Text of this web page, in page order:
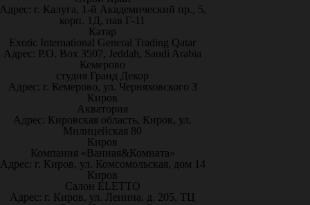
г. Калуга, 1-й Академический пр., 5,
корп. 1Д, пав Г-11
Катар
Exotic International General Trading Qatar
Адрес: P.O. Box 3507, Jeddah, Saudi Arabia
Кемерово
студия Гранд Декор
Адрес: г. Кемерово, ул. Черняховского 3
Киров
Акватория
Адрес: Кировская область, Киров, ул.
Милицейская 80
Киров
Компания «Ванная&Комната»
Адрес: г. Киров, ул. Комсомольская, дом 14
Киров
Салон ELETTO
Адрес: г. Киров, ул. Ленина, д. 205, ТЦ